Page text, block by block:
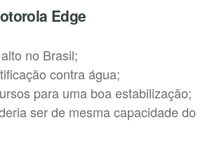
Edge
no Brasil;
contra água;
para uma boa estabilização;
ser de mesma capacidade do